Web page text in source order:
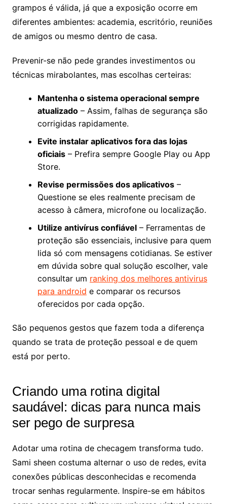
grampos é válida, já que a exposição ocorre em
diferentes ambientes: academia, escritório, reuniões
de amigos ou mesmo dentro de casa.
Prevenir-se não pede grandes investimentos ou
técnicas mirabolantes, mas escolhas certeiras:
Mantenha o sistema operacional sempre
atualizado– Assim, falhas de segurança são
corrigidas rapidamente.
Evite instalar aplicativos fora das lojas
oficiais– Prefira sempre Google Play ou App
Store.
Revise permissões dos aplicativos–
Questione se eles realmente precisam de
acesso à câmera, microfone ou localização.
Utilize antivírus confiável– Ferramentas de
proteção são essenciais, inclusive para quem
lida só com mensagens cotidianas. Se estiver
em dúvida sobre qual solução escolher, vale
consultar um ranking dos melhores antivirus
para android e comparar os recursos
oferecidos por cada opção.
São pequenos gestos que fazem toda a diferença
quando se trata de proteção pessoal e de quem
está por perto.
Criando uma rotina digital
saudável: dicas para nunca mais
ser pego de surpresa
Adotar uma rotina de checagem transforma tudo.
Sami sheen costuma alternar o uso de redes, evita
conexões públicas desconhecidas e recomenda
trocar senhas regularmente. Inspire-se em hábitos